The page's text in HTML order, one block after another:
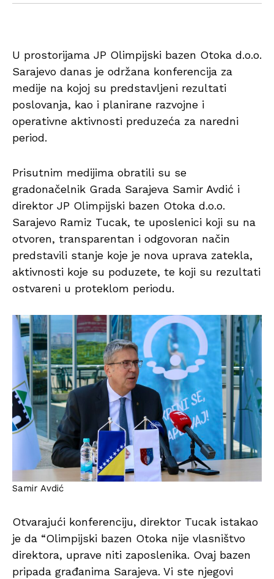
U prostorijama JP Olimpijski bazen Otoka d.o.o.
Sarajevo danas je održana konferencija za
medije na kojoj su predstavljeni rezultati
poslovanja, kao i planirane razvojne i
operativne aktivnosti preduzeća za naredni
period.
Prisutnim medijima obratili su se
gradonačelnik Grada Sarajeva Samir Avdić i
direktor JP Olimpijski bazen Otoka d.o.o.
Sarajevo Ramiz Tucak, te uposlenici koji su na
otvoren, transparentan i odgovoran način
predstavili stanje koje je nova uprava zatekla,
aktivnosti koje su poduzete, te koji su rezultati
ostvareni u proteklom periodu.
Samir Avdić
Otvarajući konferenciju, direktor Tucak istakao
je da “Olimpijski bazen Otoka nije vlasništvo
direktora, uprave niti zaposlenika. Ovaj bazen
pripada građanima Sarajeva. Vi ste njegovi